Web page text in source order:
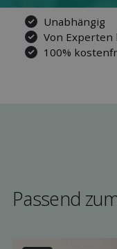
Unabhängig
Von
100%
Passend